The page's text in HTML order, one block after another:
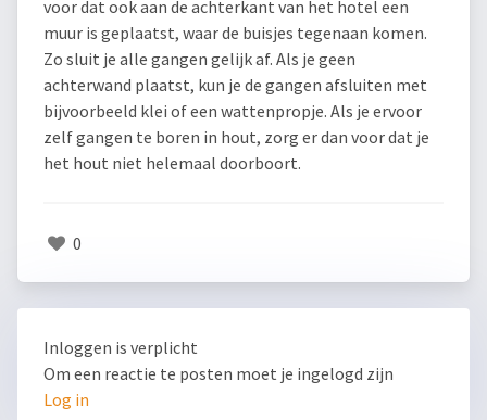
voor dat ook aan de achterkant van het hotel een
muur is geplaatst, waar de buisjes tegenaan komen.
Zo sluit je alle gangen gelijk af. Als je geen
achterwand plaatst, kun je de gangen afsluiten met
bijvoorbeeld klei of een wattenpropje. Als je ervoor
zelf gangen te boren in hout, zorg er dan voor dat je
het hout niet helemaal doorboort.
0
Inloggen is verplicht
Om een reactie te posten moet je ingelogd zijn
Log in